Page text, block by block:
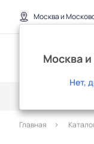
Москва
Нет,
Главная